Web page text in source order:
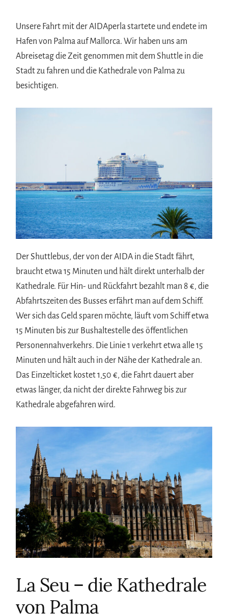
Unsere Fahrt mit der AIDAperla startete und endete im
Hafen von Palma auf Mallorca. Wir haben uns am
Abreisetag die Zeit genommen mit dem Shuttle in die
Stadt zu fahren und die Kathedrale von Palma zu
besichtigen.
Der Shuttlebus, der von der AIDA in die Stadt fährt,
braucht etwa 15 Minuten und hält direkt unterhalb der
Kathedrale. Für Hin- und Rückfahrt bezahlt man 8 €, die
Abfahrtszeiten des Busses erfährt man auf dem Schiff.
Wer sich das Geld sparen möchte, läuft vom Schiff etwa
15 Minuten bis zur Bushaltestelle des öffentlichen
Personennahverkehrs. Die Linie 1 verkehrt etwa alle 15
Minuten und hält auch in der Nähe der Kathedrale an.
Das Einzelticket kostet 1,50 €, die Fahrt dauert aber
etwas länger, da nicht der direkte Fahrweg bis zur
Kathedrale abgefahren wird.
La Seu – die Kathedrale
von Palma